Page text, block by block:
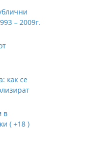
– 2009г.
как се
в
( +18 )